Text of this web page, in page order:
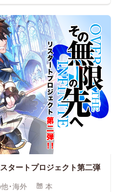
スタートプロジェクト第二弾
・海外 本